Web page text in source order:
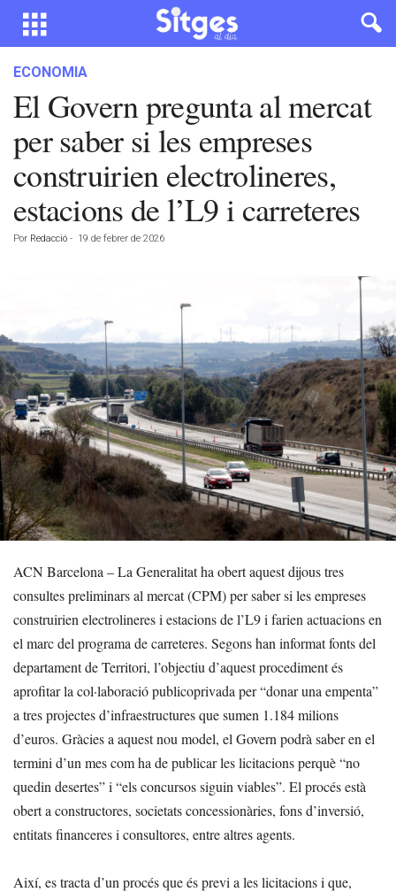
ECONOMIA
El Govern pregunta al mercat
per saber si les empreses
construirien electrolineres,
estacions de l’L9 i carreteres
Por Redacció - 19 de febrer de 2026
ACN Barcelona – La Generalitat ha obert aquest dijous tres
consultes preliminars al mercat (CPM) per saber si les empreses
construirien electrolineres i estacions de l’L9 i farien actuacions en
el marc del programa de carreteres. Segons han informat fonts del
departament de Territori, l’objectiu d’aquest procediment és
aprofitar la col·laboració publicoprivada per “donar una empenta”
a tres projectes d’infraestructures que sumen 1.184 milions
d’euros. Gràcies a aquest nou model, el Govern podrà saber en el
termini d’un mes com ha de publicar les licitacions perquè “no
quedin desertes” i “els concursos siguin viables”. El procés està
obert a constructores, societats concessionàries, fons d’inversió,
entitats financeres i consultores, entre altres agents.
Així, es tracta d’un procés que és previ a les licitacions i que,